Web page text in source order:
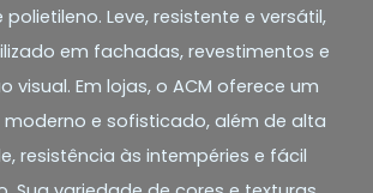
Leve, resistente e versátil,
em fachadas, revestimentos e
visual. Em lojas, o ACM oferece um
e sofisticado, além de alta
resistência às intempéries e fácil